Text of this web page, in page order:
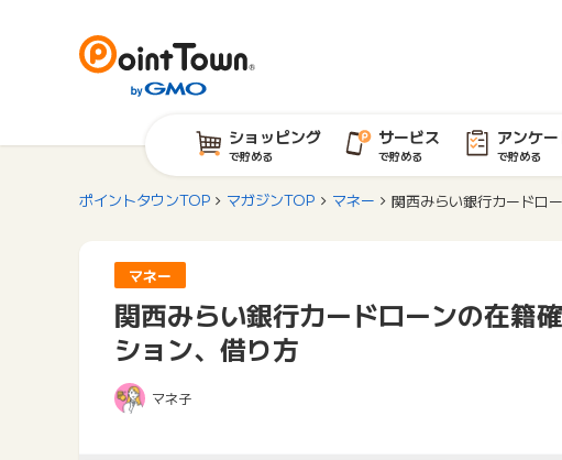
ショッピング
で貯める
サービス
で貯める
アンケー
で貯める
ポイントタウンTOP マガジンTOP マネー 関西みらい銀行カードロ
マネー
関西みらい銀行カードローンの在籍
ション、借り方
マネ子